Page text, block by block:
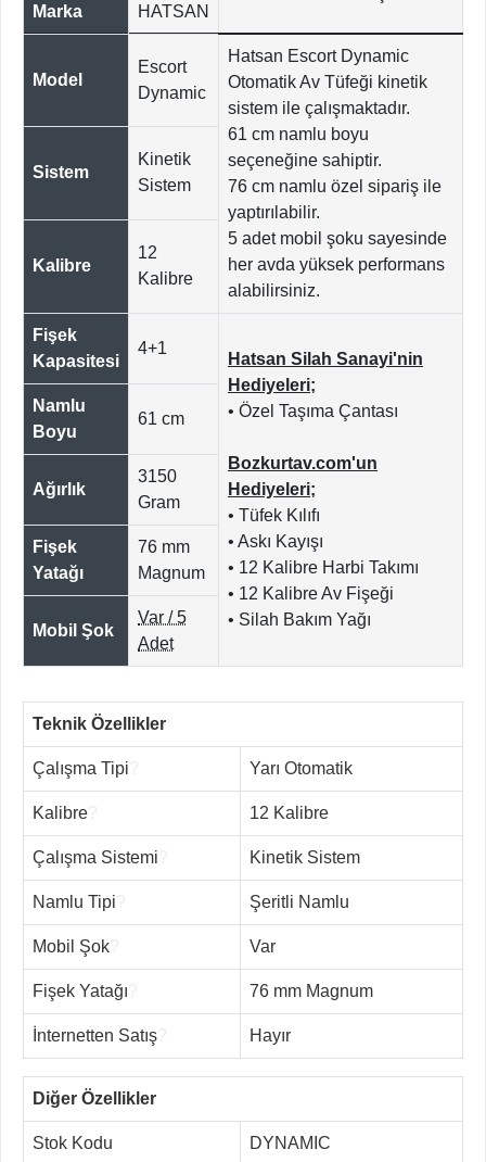
Marka
HATSAN
Model
Escort
Dynamic
Hatsan Escort Dynamic
Otomatik Av Tüfeği kinetik
sistem ile çalışmaktadır.
61 cm namlu boyu
seçeneğine sahiptir.
76 cm namlu özel sipariş ile
yaptırılabilir.
5 adet mobil şoku sayesinde
her avda yüksek performans
alabilirsiniz.
Sistem
Kinetik
Sistem
Kalibre
12
Kalibre
Fişek
Kapasitesi
4+1
Hatsan Silah Sanayi'nin
Hediyeleri;
• Özel Taşıma Çantası
Bozkurtav.com'un
Hediyeleri;
• Tüfek Kılıfı
• Askı Kayışı
• 12 Kalibre Harbi Takımı
• 12 Kalibre Av Fişeği
• Silah Bakım Yağı
Namlu
Boyu
61 cm
Ağırlık
3150
Gram
Fişek
Yatağı
76 mm
Magnum
Mobil Şok
Var / 5
Adet
Teknik Özellikler
Çalışma Tipi Yarı Otomatik
Kalibre 12 Kalibre
Çalışma Sistemi Kinetik Sistem
Namlu Tipi Şeritli Namlu
Mobil Şok Var
Fişek Yatağı 76 mm Magnum
İnternetten Satış Hayır
Diğer Özellikler
Stok Kodu DYNAMIC